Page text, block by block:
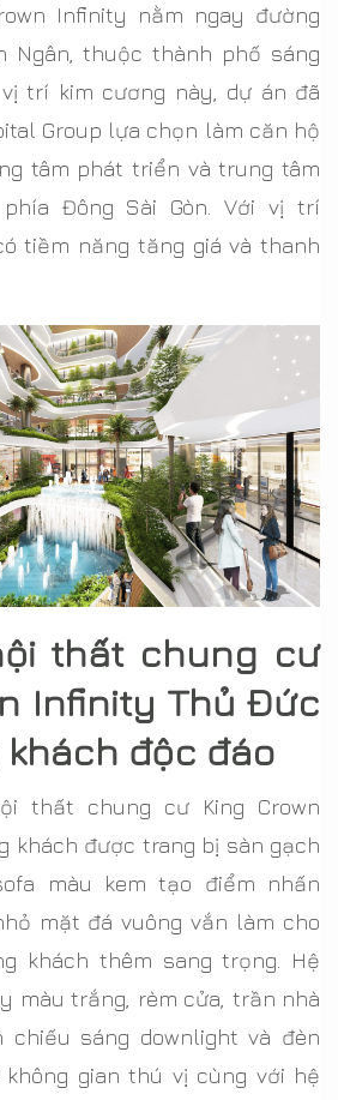
Infinity nằm ngay đường
Ngân, thuộc thành phố sáng
trí kim cương này, dự án đã
Group lựa chọn làm căn hộ
tâm phát triển và trung tâm
Đông Sài Gòn. Với vị trí
tiềm năng tăng giá và thanh
thất chung cư
Infinity Thủ Đức
độc đáo
thất chung cư King Crown
khách được trang bị sàn gạch
màu kem tạo điểm nhấn
mặt đá vuông vắn làm cho
khách thêm sang trọng. Hệ
màu trắng, rèm cửa, trần nhà
sáng downlight và đèn
gian thú vị cùng với hệ